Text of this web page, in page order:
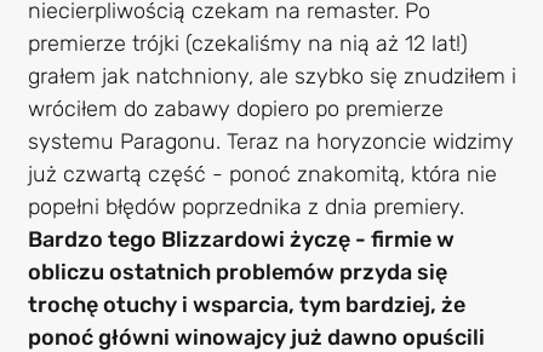
niecierpliwością czekam na remaster. Po
premierze trójki (czekaliśmy na nią aż 12 lat!)
grałem jak natchniony, ale szybko się znudziłem i
wróciłem do zabawy dopiero po premierze
systemu Paragonu. Teraz na horyzoncie widzimy
już czwartą część - ponoć znakomitą, która nie
popełni błędów poprzednika z dnia premiery.
Bardzo tego Blizzardowi życzę - firmie w
obliczu ostatnich problemów przyda się
trochę otuchy i wsparcia, tym bardziej, że
ponoć główni winowajcy już dawno opuścili